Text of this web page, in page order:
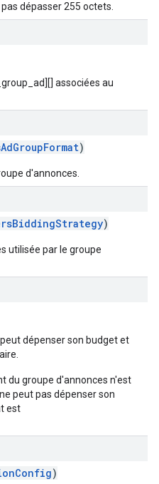
dépasser 255 octets.
associées au
)
d'annonces.
)
utilisée par le groupe
dépenser son budget et
du groupe d'annonces n'est
peut pas dépenser son
est
)